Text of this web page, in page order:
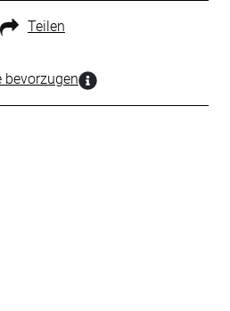
Teilen
bevorzugen